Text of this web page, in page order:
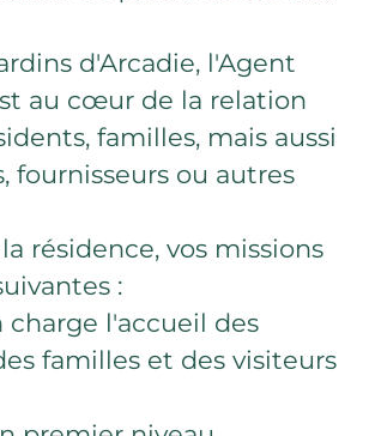
d'Arcadie, l'Agent
au cœur de la relation
familles, mais aussi
fournisseurs ou autres
résidence, vos missions
:
charge l'accueil des
familles et des visiteurs